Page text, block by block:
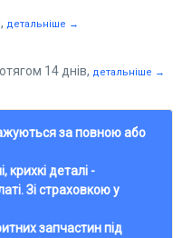
детальніше →
14 днів, детальніше →
за повною або
крихкі деталі -
Зі страховкою у
запчастин під